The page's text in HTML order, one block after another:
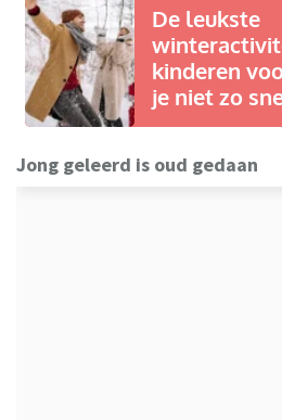
De leukste
kinderen
je niet zo
Jong geleerd is oud gedaan